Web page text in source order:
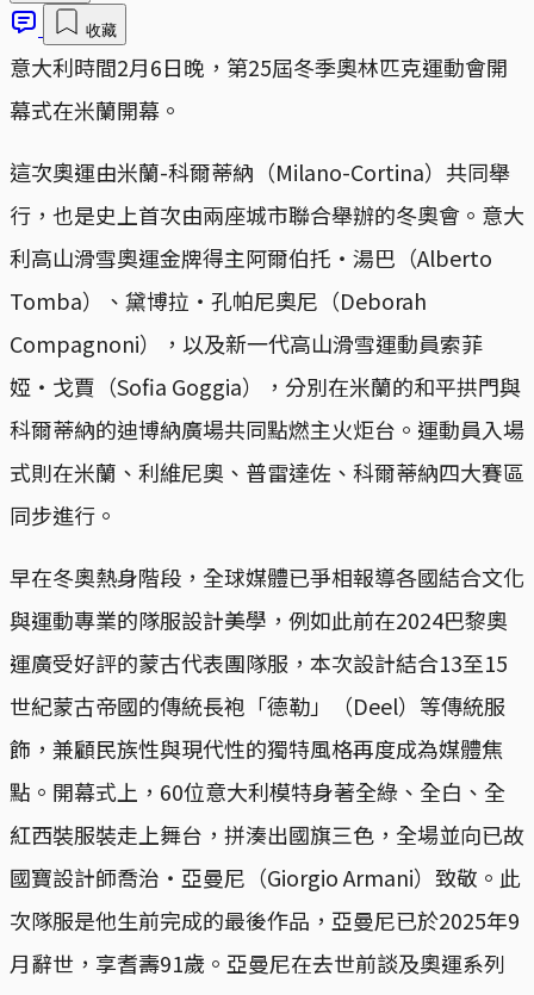
收藏
意大利時間2月6日晚，第25屆冬季奧林匹克運動會開
幕式在米蘭開幕。
這次奧運由米蘭-科爾蒂納（Milano-Cortina）共同舉
行，也是史上首次由兩座城市聯合舉辦的冬奧會。意大
利高山滑雪奧運金牌得主阿爾伯托・湯巴（Alberto
Tomba）、黛博拉・孔帕尼奧尼（Deborah
Compagnoni），以及新一代高山滑雪運動員索菲
婭・戈賈（Sofia Goggia），分別在米蘭的和平拱門與
科爾蒂納的迪博納廣場共同點燃主火炬台。運動員入場
式則在米蘭、利維尼奧、普雷達佐、科爾蒂納四大賽區
同步進行。
早在冬奧熱身階段，全球媒體已爭相報導各國結合文化
與運動專業的隊服設計美學，例如此前在2024巴黎奧
運廣受好評的蒙古代表團隊服，本次設計結合13至15
世紀蒙古帝國的傳統長袍「德勒」（Deel）等傳統服
飾，兼顧民族性與現代性的獨特風格再度成為媒體焦
點。開幕式上，60位意大利模特身著全綠、全白、全
紅西裝服裝走上舞台，拼湊出國旗三色，全場並向已故
國寶設計師喬治・亞曼尼（Giorgio Armani）致敬。此
次隊服是他生前完成的最後作品，亞曼尼已於2025年9
月辭世，享耆壽91歲。亞曼尼在去世前談及奧運系列